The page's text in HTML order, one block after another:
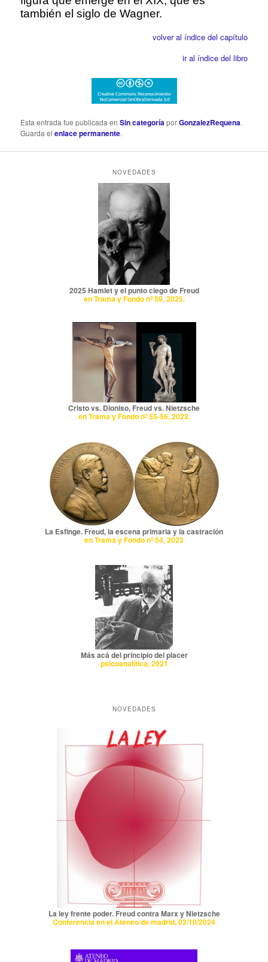
también el siglo de Wagner.
volver al índice del capítulo
ir al índice del libro
Esta entrada fue publicada enSin categoría porGonzalezRequena.
Guarda elenlace permanente.
NOVEDADES
2025 Hamlet y el punto ciego de Freud
en Trama y Fondo nº 59, 2025.
Cristo vs. Dioniso, Freud vs. Nietzsche
en Trama y Fondo nº 55-56, 2023.
La Esfinge. Freud, la escena primaria y la castración
en Trama y Fondo nº 54, 2023
Más acá del principio del placer
psicoanalítica, 2021
NOVEDADES
La ley frente poder. Freud contra Marx y Nietzsche
Conferencia en el Ateneo de madrid, 03/10/2024